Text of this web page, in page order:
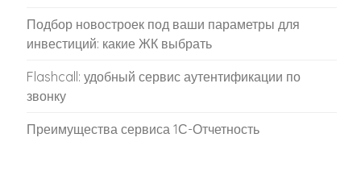
Подбор новостроек под ваши параметры для
инвестиций: какие ЖК выбрать
Flashcall: удобный сервис аутентификации по
звонку
Преимущества сервиса 1С-Отчетность